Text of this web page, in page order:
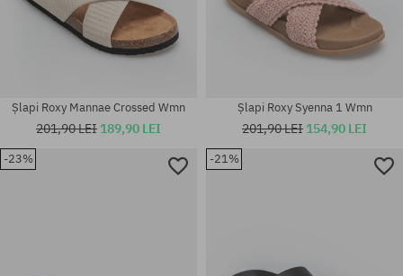
Șlapi Roxy Mannae Crossed Wmn
201,90 LEI 189,90 LEI
Șlapi Roxy Syenna 1 Wmn
201,90 LEI 154,90 LEI
-23% -21%